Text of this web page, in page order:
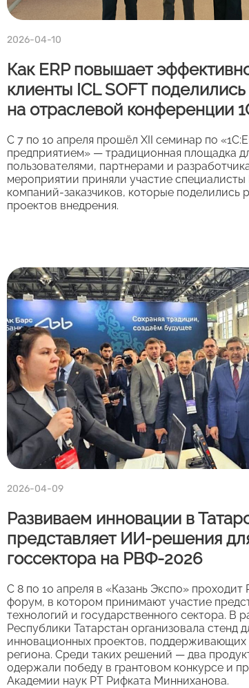
2026-04-10
Как ERP повышает
клиенты ICL SOFT
на отраслевой конференции
С 7 по 10 апреля прошёл XII семинар по
предприятием» — традиционная площадка
пользователями, партнерами и
мероприятии приняли участие специалисты
компаний-заказчиков, которые поделились
проектов внедрения.
2026-04-09
Развиваем инновации в
представляет ИИ-решения
госсектора на РВФ-2026
С 8 по 10 апреля в «Казань Экспо»
форум, в котором принимают участие
технологий и государственного сектора. В
Республики Татарстан организовала стенд
инновационных проектов, поддерживающих
региона. Среди таких решений — два
одержали победу в грантовом конкурсе и
Академии наук РТ Рифката Минниханова.